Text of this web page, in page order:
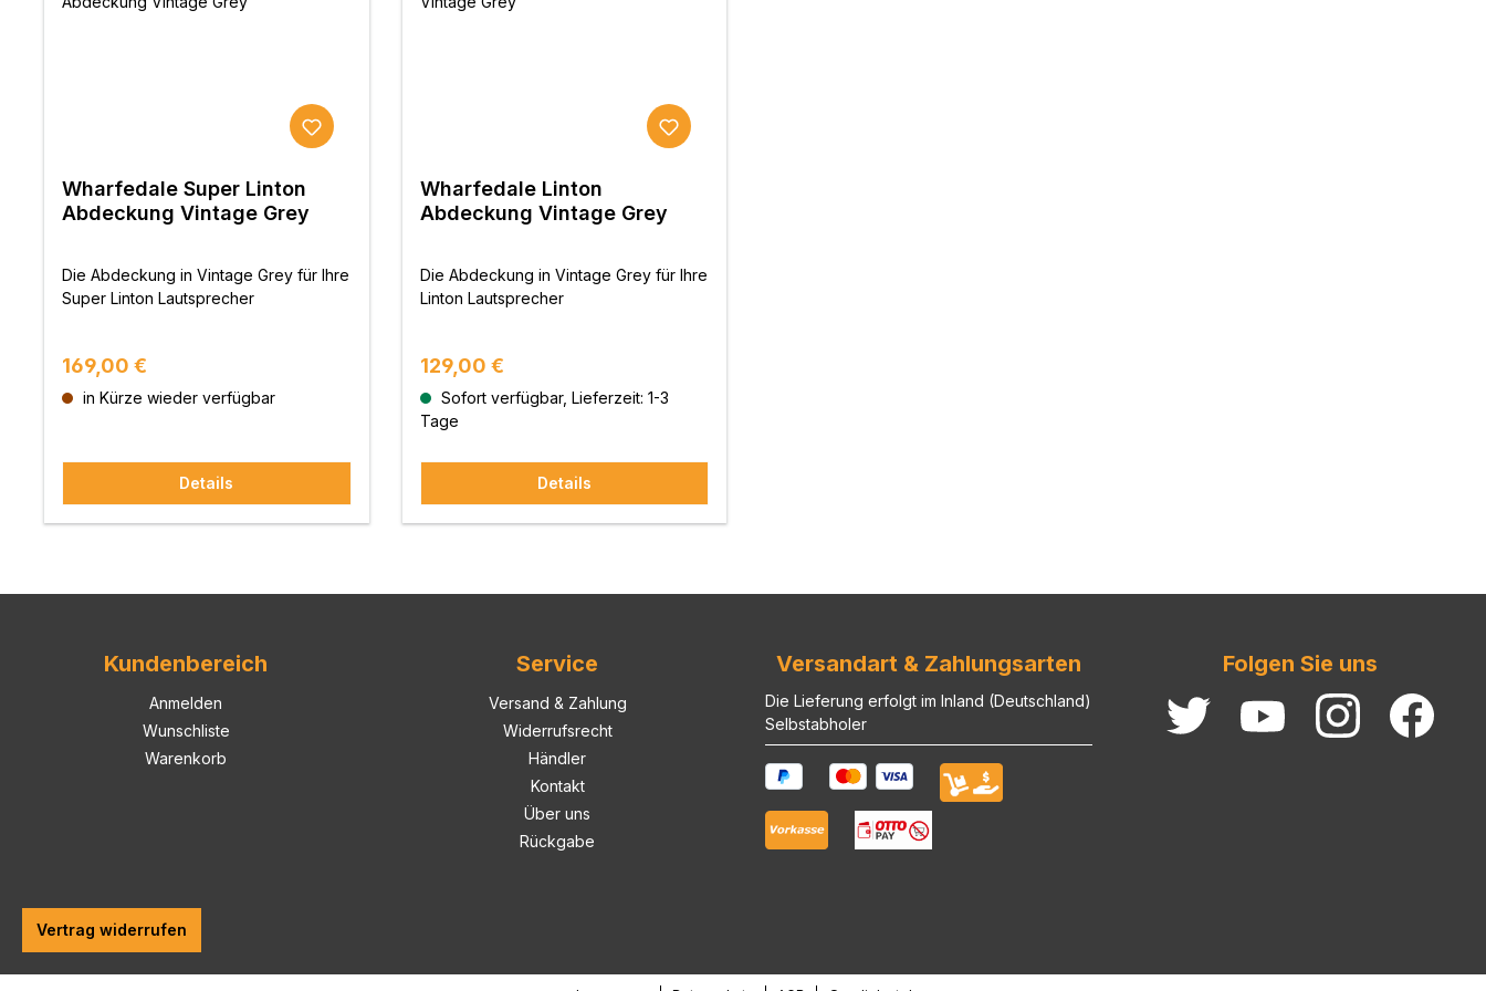
Wharfedale Super Linton
Abdeckung Vintage Grey
Die Abdeckung in Vintage Grey für Ihre
Super Linton Lautsprecher
Regulärer Preis:
169,00 €
in Kürze wieder verfügbar
Details
Wharfedale Linton
Abdeckung Vintage Grey
Die Abdeckung in Vintage Grey für Ihre
Linton Lautsprecher
Regulärer Preis:
129,00 €
Sofort verfügbar, Lieferzeit: 1-3
Tage
Details
Kundenbereich
Anmelden
Wunschliste
Warenkorb
Service
Versand & Zahlung
Widerrufsrecht
Händler
Kontakt
Über uns
Rückgabe
Versandart & Zahlungsarten
Die Lieferung erfolgt im Inland (Deutschland)
Selbstabholer
Folgen Sie uns
Vertrag widerrufen